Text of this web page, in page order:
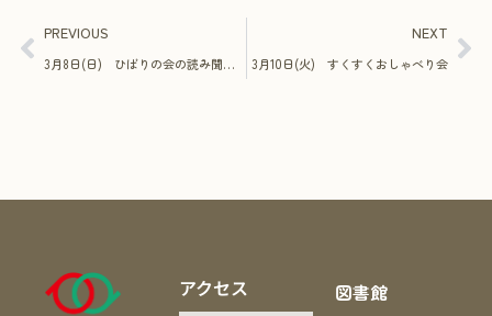
PREVIOUS
3月8日(日) ひばりの会の読み聞かせ
NEXT
3月10日(火) すくすくおしゃべり会
アクセス
図書館